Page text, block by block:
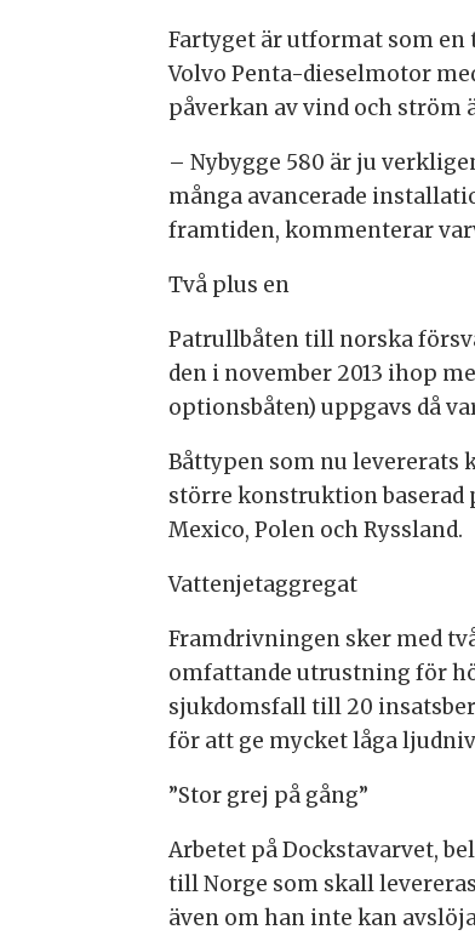
Fartyget är utformat som en
Volvo Penta-dieselmotor
påverkan av vind och ström
–Nybygge 580 är ju
många avancerade
framtiden, kommenterar
Två plus en
Patrullbåten till norska
den i november 2013 ihop
optionsbåten) uppgavs då
Båttypen som nu levererats
större konstruktion baserad
Mexico, Polen och Ryssland.
Vattenjetaggregat
Framdrivningen sker med
omfattande utrustning för
sjukdomsfall till 20
för att ge mycket låga
”Stor grej på gång”
Arbetet på Dockstavarvet,
till Norge som skall
även om han inte kan